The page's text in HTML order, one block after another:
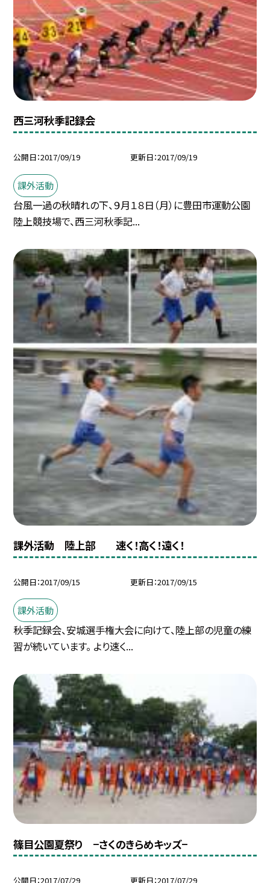
西三河秋季記録会
公開日 2017/09/19 更新日 2017/09/19
課外活動
台風一過の秋晴れの下、９月１８日（月）に豊田市運動公園
陸上競技場で、西三河秋季記...
課外活動 陸上部 速く！高く！遠く！
公開日 2017/09/15 更新日 2017/09/15
課外活動
秋季記録会、安城選手権大会に向けて、陸上部の児童の練
習が続いています。 より速く...
篠目公園夏祭り −さくのきらめキッズ−
公開日 2017/07/29 更新日 2017/07/29